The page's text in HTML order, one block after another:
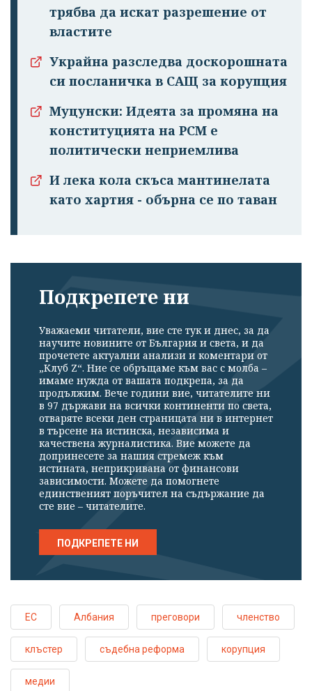
излязохте от
профила си!
трябва да искат разрешение от
властите
Украйна разследва доскорошната
си посланичка в САЩ за корупция
Муцунски: Идеята за промяна на
конституцията на РСМ е
политически неприемлива
И лека кола скъса мантинелата
като хартия - обърна се по таван
Подкрепете ни
Уважаеми читатели, вие сте тук и днес, за да
научите новините от България и света, и да
прочетете актуални анализи и коментари от
„Клуб Z“. Ние се обръщаме към вас с молба –
имаме нужда от вашата подкрепа, за да
продължим. Вече години вие, читателите ни
в 97 държави на всички континенти по света,
отваряте всеки ден страницата ни в интернет
в търсене на истинска, независима и
качествена журналистика. Вие можете да
допринесете за нашия стремеж към
истината, неприкривана от финансови
зависимости. Можете да помогнете
единственият поръчител на съдържание да
сте вие – читателите.
ПОДКРЕПЕТЕ НИ
ЕС Албания преговори членство
клъстер съдебна реформа корупция
медии